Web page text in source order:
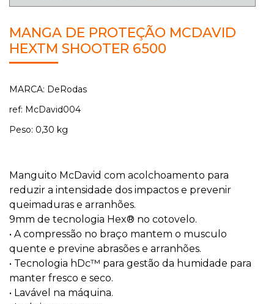
MANGA DE PROTEÇÃO MCDAVID
HEXTM SHOOTER 6500
MARCA: DeRodas
ref: McDavid004
Peso: 0,30 kg
Manguito McDavid com acolchoamento para
reduzir a intensidade dos impactos e prevenir
queimaduras e arranhões.
9mm de tecnologia Hex® no cotovelo.
• A compressão no braço mantem o musculo
quente e previne abrasões e arranhões.
• Tecnologia hDc™ para gestão da humidade para
manter fresco e seco.
• Lavável na máquina.